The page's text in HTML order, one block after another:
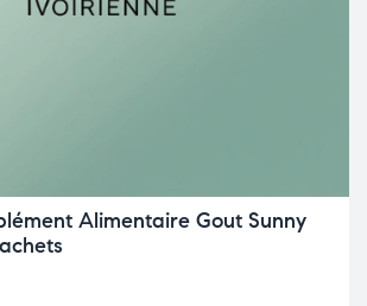
Alimentaire Gout Sunny